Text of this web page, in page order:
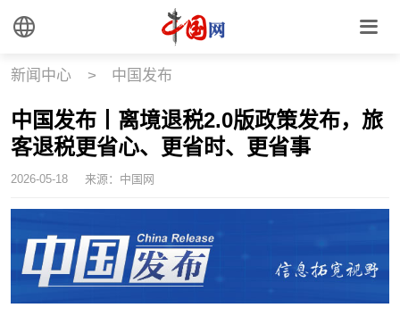
新闻中心 > 中国发布
中国发布丨离境退税2.0版政策发布，旅
客退税更省心、更省时、更省事
2026-05-18 来源：中国网